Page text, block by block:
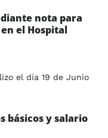
nota para
el Hospital
el día 19 de Junio
básicos y salario